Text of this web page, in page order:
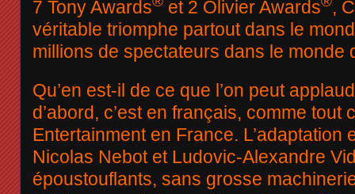
7 Tony Awards
et 2 Olivier Awards
,
véritable triomphe partout dans le
millions de spectateurs dans le monde
Qu’en est-il de ce que l’on peut
d’abord, c’est en français, comme tout
Entertainment en France. L’adaptation
Nicolas Nebot et Ludovic-Alexandre
époustouflants, sans grosse